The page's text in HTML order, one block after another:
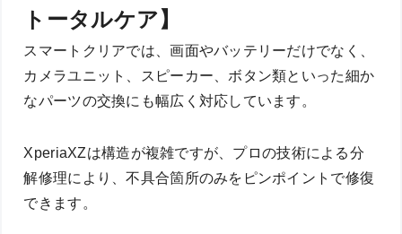
トータルケア】
スマートクリアでは、画面やバッテリーだけでなく、
カメラユニット、スピーカー、ボタン類といった細か
なパーツの交換にも幅広く対応しています。
XperiaXZは構造が複雑ですが、プロの技術による分
解修理により、不具合箇所のみをピンポイントで修復
できます。